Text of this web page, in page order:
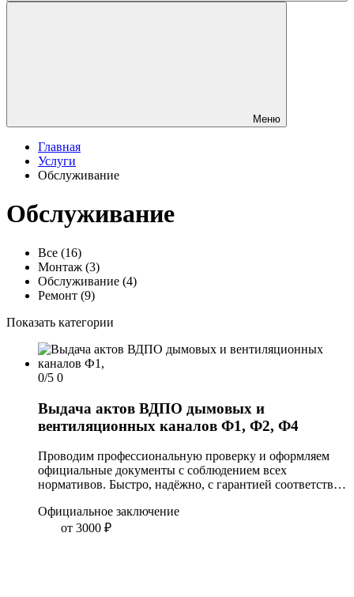
Меню
Главная
Услуги
Обслуживание
Обслуживание
Все (16)
Монтаж (3)
Обслуживание (4)
Ремонт (9)
Показать категории
0/5 0
Выдача актов ВДПО дымовых и
вентиляционных каналов Ф1, Ф2, Ф4
Проводим профессиональную проверку и оформляем
официальные документы с соблюдением всех
нормативов. Быстро, надёжно, с гарантией соответствия
назначим дату осмотра!
Официальное заключение
от 3000 ₽